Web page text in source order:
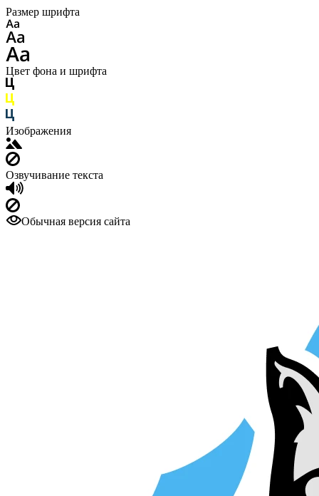
Размер шрифта
Цвет фона и шрифта
Изображения
Озвучивание текста
Обычная версия сайта